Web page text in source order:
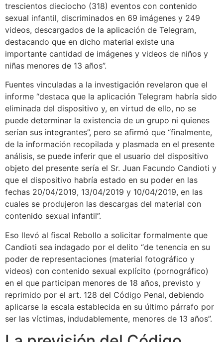
trescientos dieciocho (318) eventos con contenido
sexual infantil, discriminados en 69 imágenes y 249
videos, descargados de la aplicación de Telegram,
destacando que en dicho material existe una
importante cantidad de imágenes y videos de niños y
niñas menores de 13 años”.
Fuentes vinculadas a la investigación revelaron que el
informe “destaca que la aplicación Telegram habría sido
eliminada del dispositivo y, en virtud de ello, no se
puede determinar la existencia de un grupo ni quienes
serían sus integrantes”, pero se afirmó que “finalmente,
de la información recopilada y plasmada en el presente
análisis, se puede inferir que el usuario del dispositivo
objeto del presente sería el Sr. Juan Facundo Candioti y
que el dispositivo habría estado en su poder en las
fechas 20/04/2019, 13/04/2019 y 10/04/2019, en las
cuales se produjeron las descargas del material con
contenido sexual infantil”.
Eso llevó al fiscal Rebollo a solicitar formalmente que
Candioti sea indagado por el delito “de tenencia en su
poder de representaciones (material fotográfico y
videos) con contenido sexual explícito (pornográfico)
en el que participan menores de 18 años, previsto y
reprimido por el art. 128 del Código Penal, debiendo
aplicarse la escala establecida en su último párrafo por
ser las víctimas, indudablemente, menores de 13 años”.